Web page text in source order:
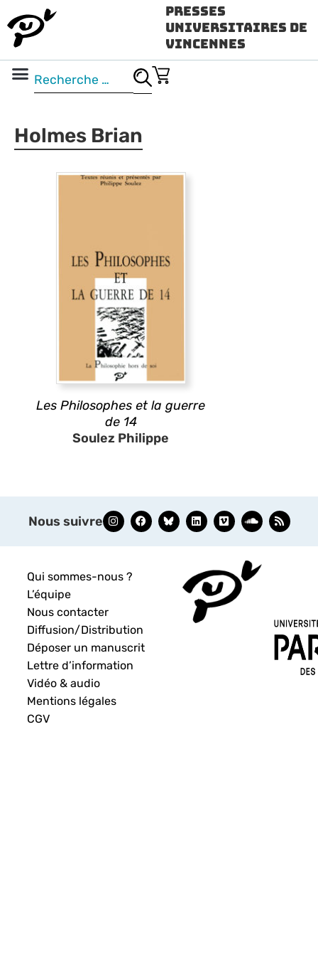
Presses
Universitaires de
Vincennes
Holmes Brian
Les Philosophes et la guerre
de 14
Soulez Philippe
Nous suivre
Qui sommes-nous ?
L’équipe
Nous contacter
Diffusion/Distribution
Déposer un manuscrit
Lettre d’information
Vidéo & audio
Mentions légales
CGV